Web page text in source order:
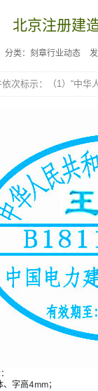
北京注册建
分类：刻章行业动态
次标示：（1）“中华
、字高4mm；